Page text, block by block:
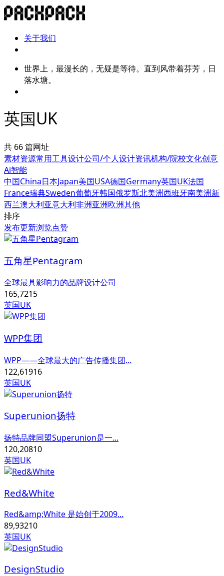
关于我们
世界上，最漫长的，无疑是等待。直到风带着芬芳，日
落水塘。
英国UK
共 66 篇网址
素材资源常用工具设计公司/个人设计资讯机构/院校文化创意
Ai智能
中国China日本Japan美国USA德国Germany英国UK法国
France瑞典Sweden葡萄牙韩国俄罗斯北美洲西班牙南美洲新
西兰澳大利亚意大利非洲亚洲欧洲其他
排序
发布更新浏览点赞
五角星Pentagram
全球最具影响力的品牌设计公司
165,7215
英国UK
WPP集团
WPP——全球最大的广告传播集团...
122,61916
英国UK
Superunion扬特
扬特品牌同盟Superunion是一...
120,20810
英国UK
Red&White
Red&amp;White 是始创于2009...
89,93210
英国UK
DesignStudio